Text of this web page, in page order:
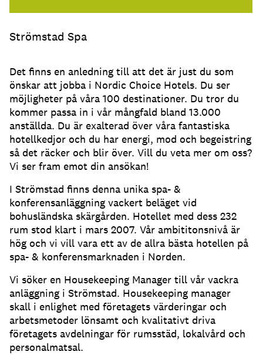
Strömstad Spa
Det finns en anledning till att det är just du som
önskar att jobba i Nordic Choice Hotels. Du ser
möjligheter på våra 100 destinationer. Du tror du
kommer passa in i vår mångfald bland 13.000
anställda. Du är exalterad över våra fantastiska
hotellkedjor och du har energi, mod och begeistring
så det räcker och blir över. Vill du veta mer om oss?
Vi ser fram emot din ansökan!
I Strömstad finns denna unika spa- &
konferensanläggning vackert beläget vid
bohusländska skärgården. Hotellet med dess 232
rum stod klart i mars 2007. Vår ambititonsnivå är
hög och vi vill vara ett av de allra bästa hotellen på
spa- & konferensmarknaden i Norden.
Vi söker en Housekeeping Manager till vår vackra
anläggning i Strömstad. Housekeeping manager
skall i enlighet med företagets värderingar och
arbetsmetoder lönsamt och kvalitativt driva
företagets avdelningar för rumsstäd, lokalvård och
personalmatsal.